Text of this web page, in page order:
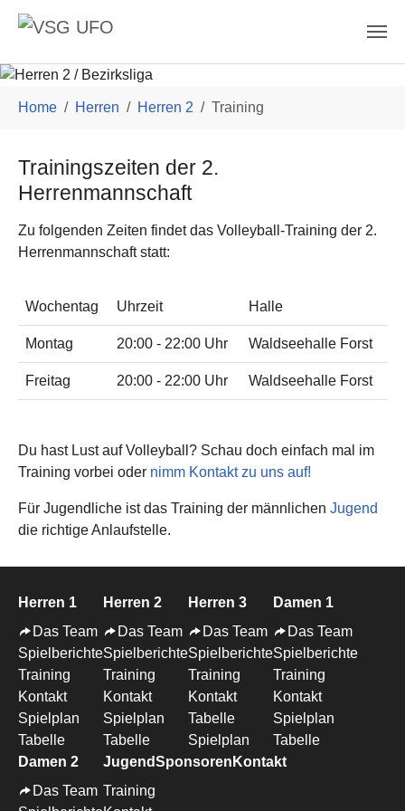
Skip to main content
Home Herren Herren 2 Training
Trainingszeiten der 2.
Herrenmannschaft
Zu folgenden Zeiten findet das Volleyball-Training der 2.
Herrenmannschaft statt:
Wochentag Uhrzeit Halle
Montag 20:00 - 22:00 Uhr Waldseehalle Forst
Freitag 20:00 - 22:00 Uhr Waldseehalle Forst
Du hast Lust auf Volleyball? Schau doch einfach mal im
Training vorbei oder nimm Kontakt zu uns auf!
Für Jugendliche ist das Training der männlichen Jugend
die richtige Anlaufstelle.
Herren 1
Das Team
Spielberichte
Training
Kontakt
Spielplan
Tabelle
Herren 2
Das Team
Spielberichte
Training
Kontakt
Spielplan
Tabelle
Herren 3
Das Team
Spielberichte
Training
Kontakt
Tabelle
Spielplan
Damen 1
Das Team
Spielberichte
Training
Kontakt
Spielplan
Tabelle
Damen 2
Das Team
Jugend
Training
Sponsoren Kontakt